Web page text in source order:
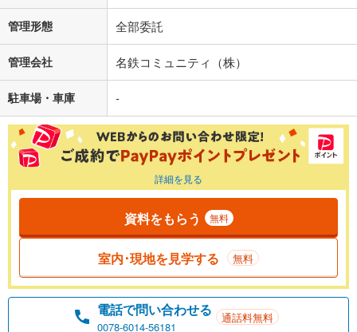
管理形態 全部委託
管理会社 名鉄コミュニティ（株）
駐車場・車庫 -
詳細を見る
資料をもらう 無料
室内･現地を見学する 無料
電話で問い合わせる
0078-6014-56181
通話料無料